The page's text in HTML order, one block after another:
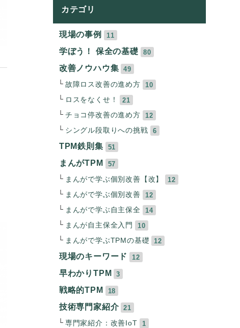
カテゴリ
現場の事例 11
学ぼう！ 保全の基礎 80
改善ノウハウ集 49
故障ロス改善の進め方
10
ロスをなくせ！
21
チョコ停改善の進め方
12
シングル段取りへの挑戦
6
TPM鉄則集 51
まんがTPM 57
まんがで学ぶ個別改善【改】
12
まんがで学ぶ個別改善
12
まんがで学ぶ自主保全
14
まんが自主保全入門
10
まんがで学ぶTPMの基礎
12
現場のキーワード 12
早わかりTPM 3
戦略的TPM 18
技術専門家紹介 21
専門家紹介：改善IoT
1